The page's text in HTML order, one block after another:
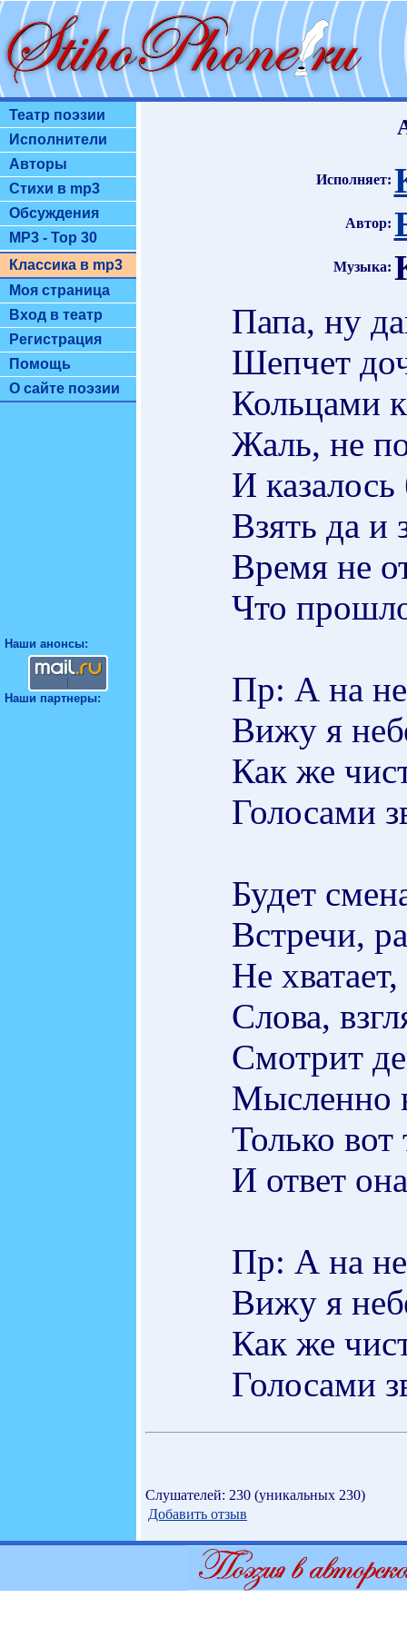
Театр поэзии
Исполнители
Авторы
Стихи в mp3
Обсуждения
MP3 - Top 30
Классика в mp3
Моя страница
Вход в театр
Регистрация
Помощь
О сайте поэзии
Наши анонсы:
Наши партнеры:
Исполняет:
Автор:
Музыка:
Папа, ну
Шепчет
Кольцами
Жаль, не
И
Взять да и
Время не
Что
Пр: А на
Вижу я
Как же
Голосами
Будет
Встречи,
Не
Слова,
Смотрит
Мысленно
Только
И ответ
Пр: А на
Вижу я
Как же
Голосами
Слушателей: 230 (уникальных 230)
Добавить отзыв